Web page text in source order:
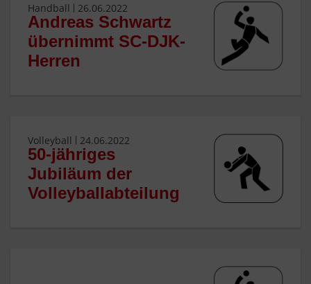
Handball 26.06.2022
Andreas Schwartz
übernimmt SC-DJK-
Herren
Volleyball 24.06.2022
50-jähriges
Jubiläum der
Volleyballabteilung